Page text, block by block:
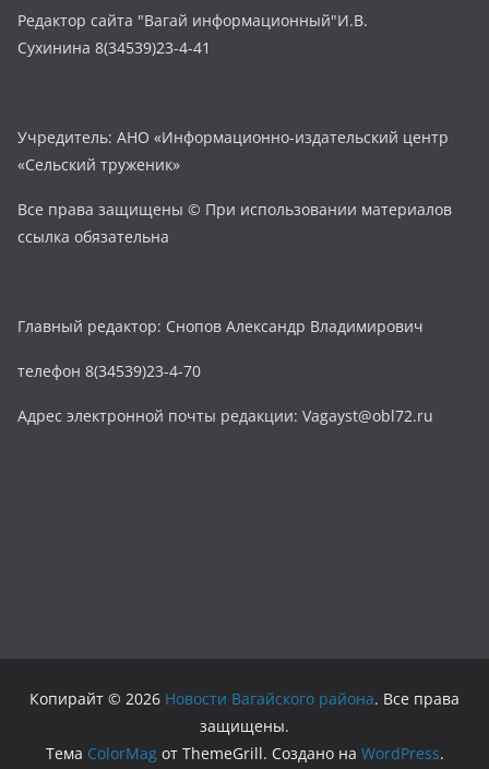
Редактор сайта "Вагай информационный"И.В.
Сухинина 8(34539)23-4-41
Учредитель: АНО «Информационно-издательский центр
«Сельский труженик»
Все права защищены © При использовании материалов
ссылка обязательна
Главный редактор: Снопов Александр Владимирович
телефон 8(34539)23-4-70
Адрес электронной почты редакции: Vagayst@obl72.ru
Копирайт © 2026 Новости Вагайского района. Все права
защищены.
Тема ColorMagот ThemeGrill. Создано на WordPress.